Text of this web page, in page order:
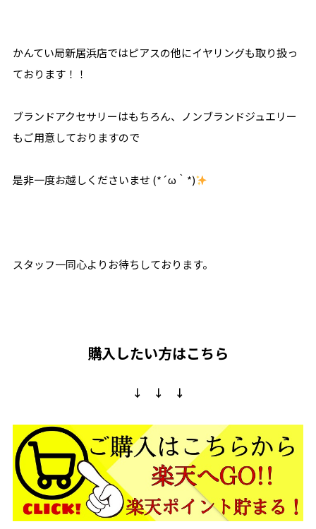
かんてい局新居浜店ではピアスの他にイヤリングも取り扱っ
ております！！
ブランドアクセサリーはもちろん、ノンブランドジュエリー
もご用意しておりますので
是非一度お越しくださいませ (*´ω｀*)
スタッフ一同心よりお待ちしております。
購入したい方はこちら
↓ ↓ ↓